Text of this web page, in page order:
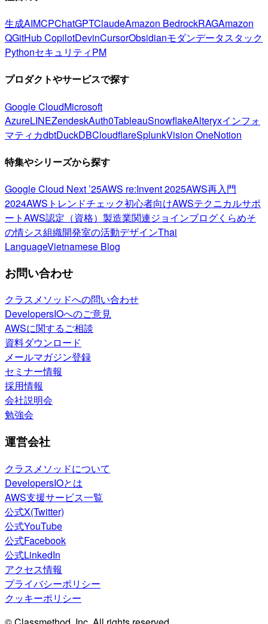
生成AIMCPChatGPTClaudeAmazon BedrockRAGAmazon
QGitHub CopilotDevinCursorObsidianモダンデータスタック
PythonセキュリティPM
プロダクトやサービスで探す
Google CloudMicrosoft
AzureLINEZendeskAuth0TableauSnowflakeAlteryxインフォ
マティカdbtDuckDBCloudflareSplunkVision OneNotion
特集やシリーズから探す
Google Cloud Next ’25AWS re:Invent 2025AWS再入門
2024AWSトレンドチェック初心者向けAWSテクニカルサポ
ートAWS認定（資格） 製造業関連ジョインブログくらめそ
の情シス組織開発室の活動デザインThai
LanguageVietnamese Blog
お問い合わせ
クラスメソッドへの問い合わせ
DevelopersIOへのご意見
AWSに関するご相談
資料ダウンロード
メールマガジン登録
セミナー情報
採用情報
会社説明会
勉強会
運営会社
クラスメソッドについて
DevelopersIOとは
AWS支援サービス一覧
公式X(Twitter)
公式YouTube
公式Facebook
公式LinkedIn
アクセス情報
プライバシーポリシー
クッキーポリシー